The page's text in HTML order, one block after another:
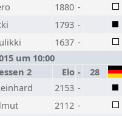
1880 -
1793 -
1637 -
um 10:00
2 Elo - 28
2153 -
2112 -